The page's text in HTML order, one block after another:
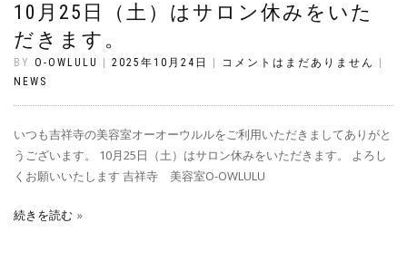
10月25日（土）はサロン休みをいた
だきます。
BY O-OWLULU 2025年10月24日 コメントはまだありません
NEWS
いつも吉祥寺の美容室オーオーウルルをご利用いただきましてありがと
うございます。 10月25日（土）はサロン休みをいただきます。 よろし
くお願いいたします 吉祥寺 美容室O-OWLULU
続きを読む